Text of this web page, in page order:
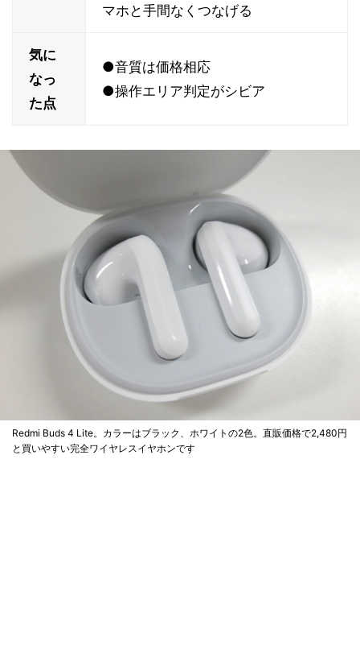
マホと手間なくつなげる
気に
なっ
た点
●音質は価格相応
●操作エリア判定がシビア
Redmi Buds 4 Lite。カラーはブラック、ホワイトの2色。直販価格で2,480円
と買いやすい完全ワイヤレスイヤホンです